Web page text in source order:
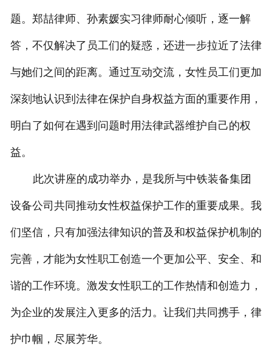
题。郑喆律师、孙素媛实习律师耐心倾听，逐一解
答，不仅解决了员工们的疑惑，还进一步拉近了法律
与她们之间的距离。通过互动交流，女性员工们更加
深刻地认识到法律在保护自身权益方面的重要作用，
明白了如何在遇到问题时用法律武器维护自己的权
益。
此次讲座的成功举办，是我所与中铁装备集团
设备公司共同推动女性权益保护工作的重要成果。我
们坚信，只有加强法律知识的普及和权益保护机制的
完善，才能为女性职工创造一个更加公平、安全、和
谐的工作环境。激发女性职工的工作热情和创造力，
为企业的发展注入更多的活力。让我们共同携手，律
护巾帼，尽展芳华。